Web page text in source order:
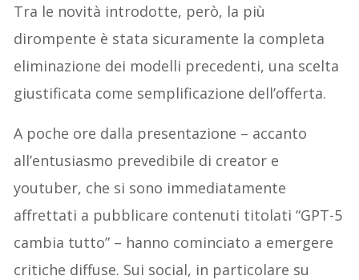
Tra le novità introdotte, però, la più
dirompente è stata sicuramente la completa
eliminazione dei modelli precedenti, una scelta
giustificata come semplificazione dell’offerta.
A poche ore dalla presentazione – accanto
all’entusiasmo prevedibile di creator e
youtuber, che si sono immediatamente
affrettati a pubblicare contenuti titolati “GPT-5
cambia tutto” – hanno cominciato a emergere
critiche diffuse. Sui social, in particolare su